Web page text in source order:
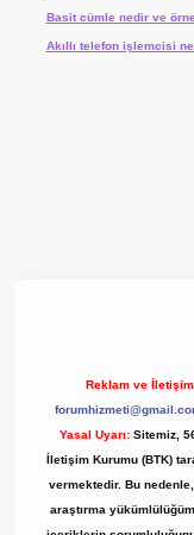
Basit cümle nedir ve
Akıllı telefon işlemcisi
Reklam ve
Yasal Uyarı: Sitemiz,
İletişim Kurumu (BTK)
vermektedir. Bu
araştırma